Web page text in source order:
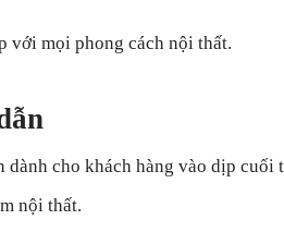
với mọi phong cách nội thất.
cho khách hàng vào dịp cuối
nội thất.